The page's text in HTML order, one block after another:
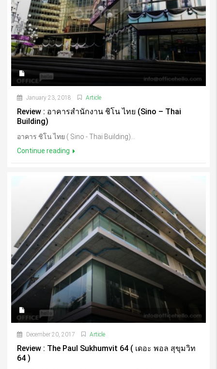
January 23, 2018 Article
Review : อาคารสำนักงาน ชิโน ไทย (Sino – Thai
Building)
อาคาร ชิโน ไทย ( Sino - Thai Building)...
Continue reading
December 20, 2017 Article
Review : The Paul Sukhumvit 64 ( เดอะ พอล สุขุมวิท
64 )